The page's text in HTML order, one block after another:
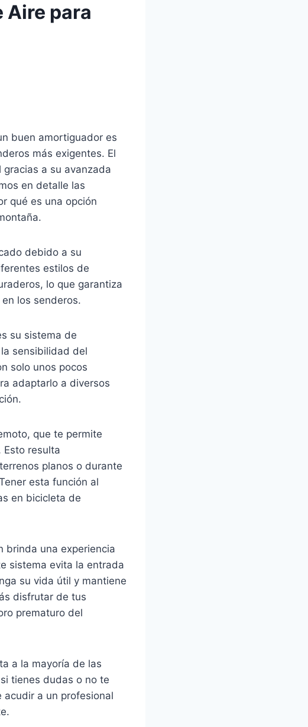
Aire para
buen amortiguador es
más exigentes. El
a su avanzada
en detalle las
qué es una opción
debido a su
estilos de
lo que garantiza
los senderos.
su sistema de
sensibilidad del
solo unos pocos
adaptarlo a diversos
que te permite
resulta
planos o durante
esta función al
en bicicleta de
brinda una experiencia
sistema evita la entrada
su vida útil y mantiene
disfrutar de tus
prematuro del
a la mayoría de las
tienes dudas o no te
a un profesional